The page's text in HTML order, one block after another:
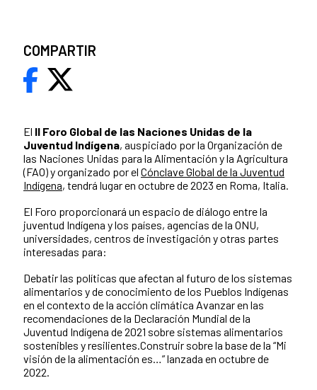
El II Foro Global de las Naciones Unidas de la
Juventud Indígena, auspiciado por la Organización de
las Naciones Unidas para la Alimentación y la Agricultura
(FAO) y organizado por el Cónclave Global de la Juventud
Indígena, tendrá lugar en octubre de 2023 en Roma, Italia.
El Foro proporcionará un espacio de diálogo entre la
juventud Indígena y los países, agencias de la ONU,
universidades, centros de investigación y otras partes
interesadas para:
Debatir las políticas que afectan al futuro de los sistemas
alimentarios y de conocimiento de los Pueblos Indígenas
en el contexto de la acción climática Avanzar en las
recomendaciones de la Declaración Mundial de la
Juventud Indígena de 2021 sobre sistemas alimentarios
sostenibles y resilientes.Construir sobre la base de la “Mi
visión de la alimentación es…” lanzada en octubre de
2022.
COMPARTIR